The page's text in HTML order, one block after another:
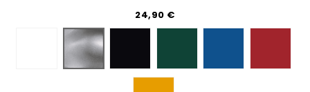
Kaina
24,90 €
Smooth WhiteSmooth Silver